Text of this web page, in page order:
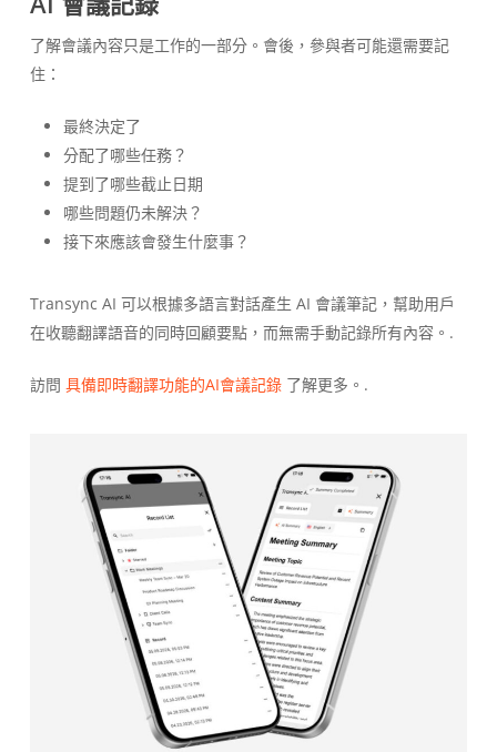
了解會議內容只是工作的一部分。會後，參與者可能還需要記
住：
最終決定了
分配了哪些任務？
提到了哪些截止日期
哪些問題仍未解決？
接下來應該會發生什麼事？
Transync AI 可以根據多語言對話產生 AI 會議筆記，幫助用戶
在收聽翻譯語音的同時回顧要點，而無需手動記錄所有內容。.
訪問 具備即時翻譯功能的AI會議記錄了解更多。.